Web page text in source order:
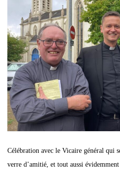
Célébration avec le Vicaire général qui
verre d’amitié, et tout aussi